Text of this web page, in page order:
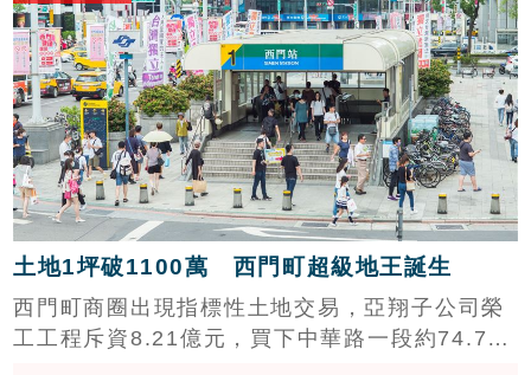
級豪宅魅力更勝台積電。此外，今年上半年信義
區豪宅憑藉大坪數與超豪宅交易，平均單價稱霸
台北，大安區則以供給多元穩定緊追在後，未來
兩區豪宅市場競賽將持續上演。
土地1坪破1100萬 西門町超級地王誕生
西門町商圈出現指標性土地交易，亞翔子公司榮
工工程斥資8.21億元，買下中華路一段約74.72